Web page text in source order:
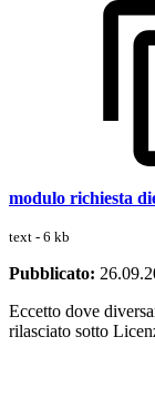
modulo richiesta
text - 6 kb
Pubblicato:
Eccetto dove
rilasciato sotto